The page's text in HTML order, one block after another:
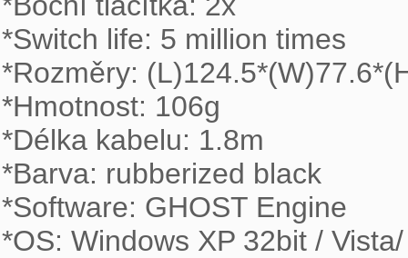
*Switch life: 5 million times
*Rozměry:
*Hmotnost: 106g
*Délka kabelu: 1.8m
*Barva: rubberized black
*Software: GHOST Engine
*OS: Windows XP 32bit /